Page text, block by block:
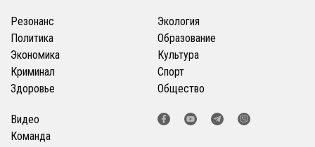
Резонанс
Политика
Экономика
Криминал
Здоровье
Экология
Образование
Культура
Спорт
Общество
Видео
Команда